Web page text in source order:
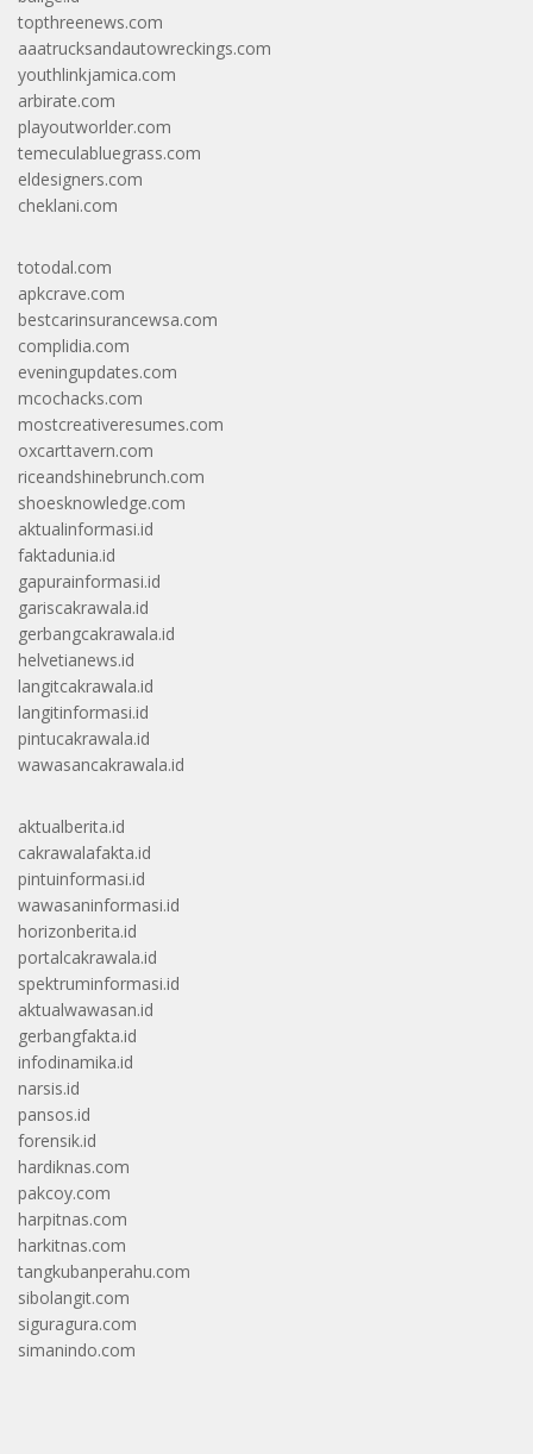
topthreenews.com
aaatrucksandautowreckings.com
youthlinkjamica.com
arbirate.com
playoutworlder.com
temeculabluegrass.com
eldesigners.com
cheklani.com
totodal.com
apkcrave.com
bestcarinsurancewsa.com
complidia.com
eveningupdates.com
mcochacks.com
mostcreativeresumes.com
oxcarttavern.com
riceandshinebrunch.com
shoesknowledge.com
aktualinformasi.id
faktadunia.id
gapurainformasi.id
gariscakrawala.id
gerbangcakrawala.id
helvetianews.id
langitcakrawala.id
langitinformasi.id
pintucakrawala.id
wawasancakrawala.id
aktualberita.id
cakrawalafakta.id
pintuinformasi.id
wawasaninformasi.id
horizonberita.id
portalcakrawala.id
spektruminformasi.id
aktualwawasan.id
gerbangfakta.id
infodinamika.id
narsis.id
pansos.id
forensik.id
hardiknas.com
pakcoy.com
harpitnas.com
harkitnas.com
tangkubanperahu.com
sibolangit.com
siguragura.com
simanindo.com